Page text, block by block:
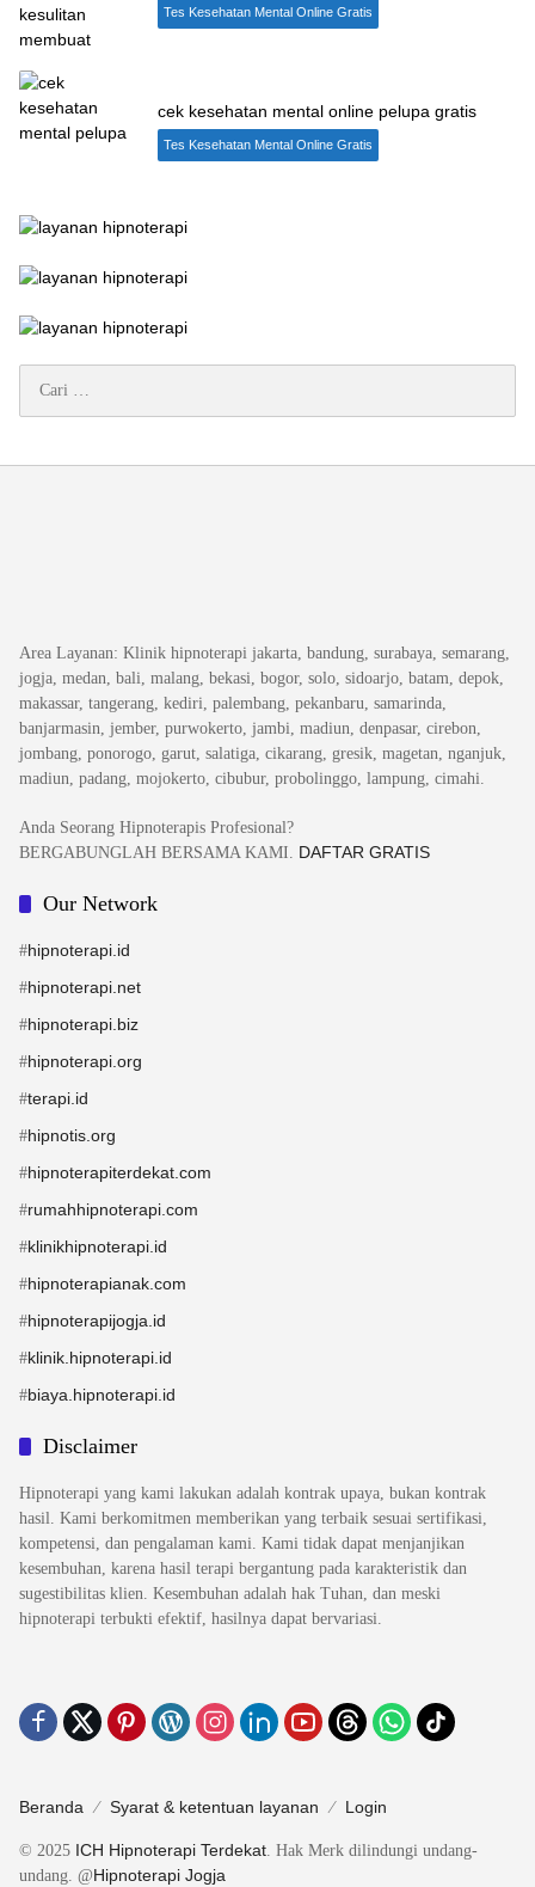
Tes Kesehatan Mental Online Gratis
cek kesehatan mental online pelupa gratis
Tes Kesehatan Mental Online Gratis
untuk:
Area Layanan: Klinik hipnoterapi jakarta, bandung, surabaya, semarang,
jogja, medan, bali, malang, bekasi, bogor, solo, sidoarjo, batam, depok,
makassar, tangerang, kediri, palembang, pekanbaru, samarinda,
banjarmasin, jember, purwokerto, jambi, madiun, denpasar, cirebon,
jombang, ponorogo, garut, salatiga, cikarang, gresik, magetan, nganjuk,
madiun, padang, mojokerto, cibubur, probolinggo, lampung, cimahi.
Anda Seorang Hipnoterapis Profesional?
BERGABUNGLAH BERSAMA KAMI.
DAFTAR GRATIS
Our Network
#hipnoterapi.id
#hipnoterapi.net
#hipnoterapi.biz
#hipnoterapi.org
#terapi.id
#hipnotis.org
#hipnoterapiterdekat.com
#rumahhipnoterapi.com
#klinikhipnoterapi.id
#hipnoterapianak.com
#hipnoterapijogja.id
#klinik.hipnoterapi.id
#biaya.hipnoterapi.id
Disclaimer
Hipnoterapi yang kami lakukan adalah kontrak upaya, bukan kontrak
hasil. Kami berkomitmen memberikan yang terbaik sesuai sertifikasi,
kompetensi, dan pengalaman kami. Kami tidak dapat menjanjikan
kesembuhan, karena hasil terapi bergantung pada karakteristik dan
sugestibilitas klien. Kesembuhan adalah hak Tuhan, dan meski
hipnoterapi terbukti efektif, hasilnya dapat bervariasi.
Beranda Syarat & ketentuan layanan Login
© 2025 ICH Hipnoterapi Terdekat . Hak Merk dilindungi undang-
undang. @Hipnoterapi Jogja